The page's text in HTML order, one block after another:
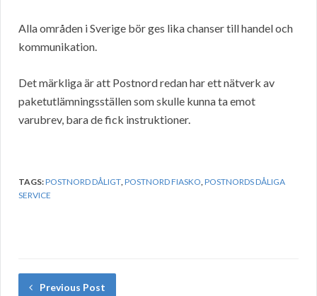
Alla områden i Sverige bör ges lika chanser till handel och
kommunikation.
Det märkliga är att Postnord redan har ett nätverk av
paketutlämningsställen som skulle kunna ta emot
varubrev, bara de fick instruktioner.
TAGS:POSTNORD DÅLIGT,POSTNORD FIASKO,POSTNORDS DÅLIGA
SERVICE
Previous Post